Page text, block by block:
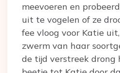
meevoeren en
uit te vogelen of ze
fee vloog voor Katie
zwerm van haar
de tijd verstreek drong